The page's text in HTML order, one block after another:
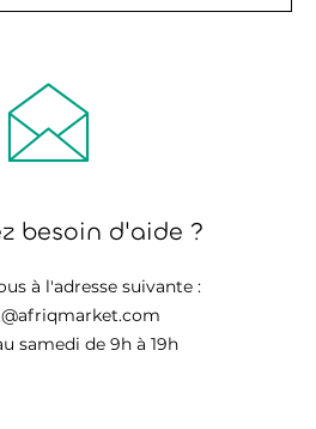
besoin d'aide ?
à l'adresse suivante :
samedi de 9h à 19h